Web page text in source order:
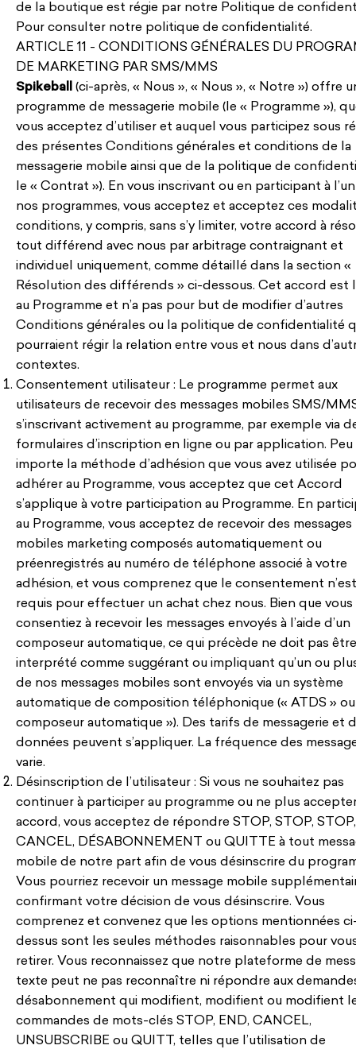
de la boutique est régie par notre Politique de
Pour consulter notre politique de confidentialité.
ARTICLE 11 - CONDITIONS GÉNÉRALES DU
DE MARKETING PAR SMS/MMS
Spikeball (ci-après, « Nous », « Nous », « Notre ») offre
programme de messagerie mobile (le « Programme »),
vous acceptez d’utiliser et auquel vous participez sous
des présentes Conditions générales et conditions de la
messagerie mobile ainsi que de la politique de
le « Contrat »). En vous inscrivant ou en participant à
nos programmes, vous acceptez et acceptez ces
conditions, y compris, sans s’y limiter, votre accord à
tout différend avec nous par arbitrage contraignant et
individuel uniquement, comme détaillé dans la section «
Résolution des différends » ci-dessous. Cet accord est
au Programme et n’a pas pour but de modifier d’autres
Conditions générales ou la politique de confidentialité
pourraient régir la relation entre vous et nous dans
contextes.
Consentement utilisateur : Le programme permet aux
utilisateurs de recevoir des messages mobiles SMS/
s’inscrivant activement au programme, par exemple via
formulaires d’inscription en ligne ou par application. Peu
importe la méthode d’adhésion que vous avez utilisée
adhérer au Programme, vous acceptez que cet Accord
s’applique à votre participation au Programme. En
au Programme, vous acceptez de recevoir des messages
mobiles marketing composés automatiquement ou
préenregistrés au numéro de téléphone associé à votre
adhésion, et vous comprenez que le consentement
requis pour effectuer un achat chez nous. Bien que vous
consentiez à recevoir les messages envoyés à l’aide d’un
composeur automatique, ce qui précède ne doit pas être
interprété comme suggérant ou impliquant qu’un ou
de nos messages mobiles sont envoyés via un système
automatique de composition téléphonique (« ATDS »
composeur automatique »). Des tarifs de messagerie et
données peuvent s’appliquer. La fréquence des
varie.
Désinscription de l’utilisateur : Si vous ne souhaitez pas
continuer à participer au programme ou ne plus
accord, vous acceptez de répondre STOP, STOP, STOP,
CANCEL, DÉSABONNEMENT ou QUITTE à tout
mobile de notre part afin de vous désinscrire du
Vous pourriez recevoir un message mobile
confirmant votre décision de vous désinscrire. Vous
comprenez et convenez que les options mentionnées
dessus sont les seules méthodes raisonnables pour
retirer. Vous reconnaissez que notre plateforme de
texte peut ne pas reconnaître ni répondre aux
désabonnement qui modifient, modifient ou modifient
commandes de mots-clés STOP, END, CANCEL,
UNSUBSCRIBE ou QUITT, telles que l’utilisation de